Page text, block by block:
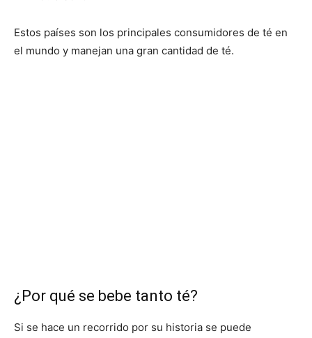
Estos países son los principales consumidores de té en
el mundo y manejan una gran cantidad de té.
¿Por qué se bebe tanto té?
Si se hace un recorrido por su historia se puede